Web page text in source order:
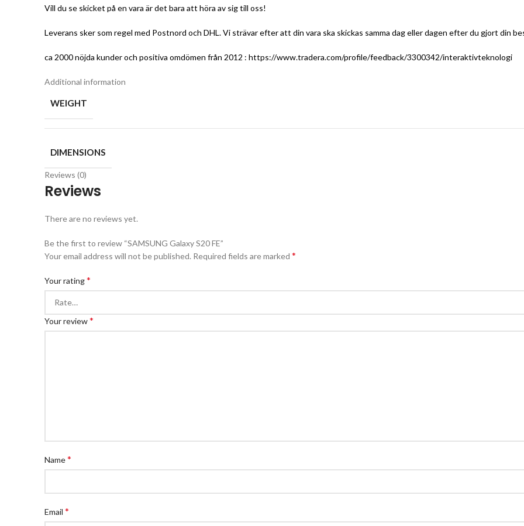
Vill du se skicket på en vara är det bara att höra av sig till oss!
Leverans sker som regel med Postnord och DHL. Vi strävar efter att din vara ska skickas samma dag eller dagen efter du gjort din
ca 2000 nöjda kunder och positiva omdömen från 2012 : https://www.tradera.com/profile/feedback/3300342/interaktivteknologi
Additional information
WEIGHT
DIMENSIONS
Reviews (0)
Reviews
There are no reviews yet.
Be the first to review “SAMSUNG Galaxy S20 FE”
Your email address will not be published. Required fields are marked *
Your rating*
Your review*
Name*
Email *